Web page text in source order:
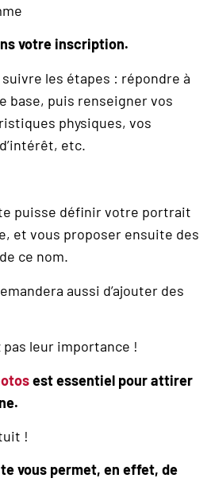
votre inscription.
suivre les étapes : répondre à
base, puis renseigner vos
physiques, vos
etc.
puisse définir votre portrait
et vous proposer ensuite des
ce nom.
aussi d’ajouter des
leur importance !
est essentiel pour attirer
!
vous permet, en effet, de